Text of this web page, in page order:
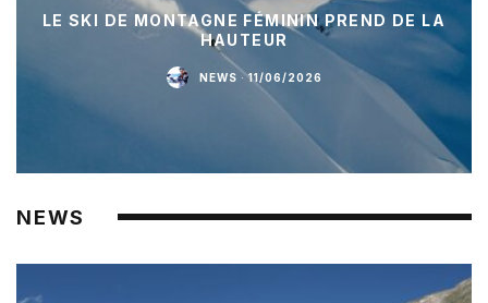
LE SKI DE MONTAGNE FÉMININ PREND DE LA
HAUTEUR
NEWS · 11/06/2026
NEWS